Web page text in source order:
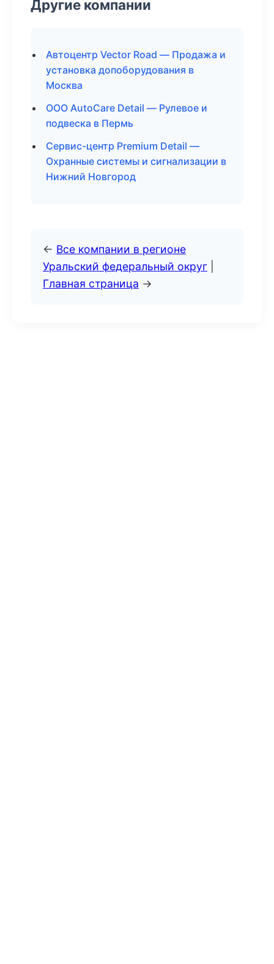
Другие компании
Автоцентр Vector Road — Продажа и
установка допоборудования в
Москва
ООО AutoCare Detail — Рулевое и
подвеска в Пермь
Сервис-центр Premium Detail —
Охранные системы и сигнализации в
Нижний Новгород
← Все компании в регионе
Уральский федеральный округ
Главная страница →